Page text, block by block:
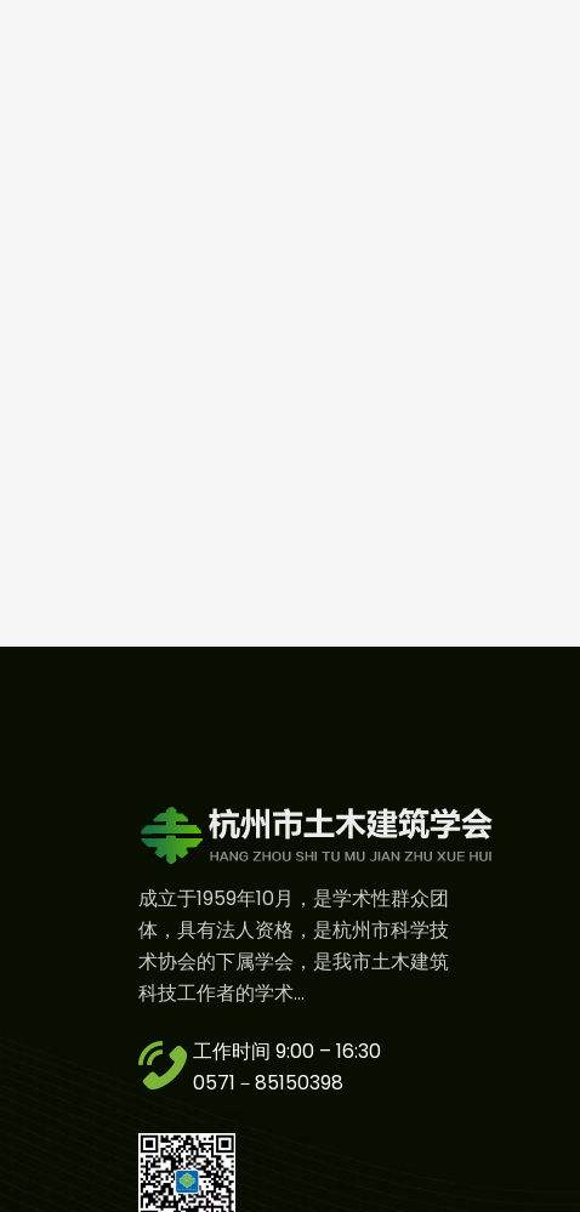
成立于1959年10月，是学术性群众团
体，具有法人资格，是杭州市科学技
术协会的下属学会，是我市土木建筑
科技工作者的学术...
工作时间 9:00 – 16:30
0571－85150398